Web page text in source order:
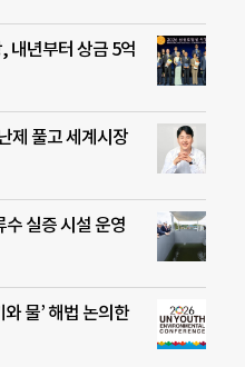
내년부터 상금 5억
제 풀고 세계시장
실증 시설 운영
물’ 해법 논의한